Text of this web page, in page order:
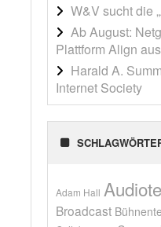
W&V sucht die
Ab August:
Plattform Align aus
Harald A.
Internet Society
Adam Hall
Broadcast